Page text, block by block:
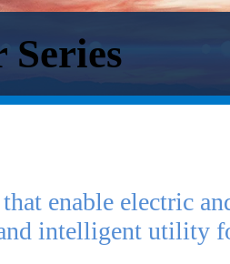
enable electric
intelligent utility